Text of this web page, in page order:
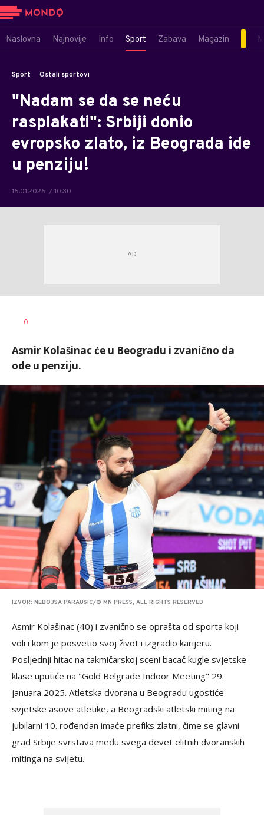
Naslovna Najnovije Info Sport Zabava Magazin
Sport Ostali sportovi
"Nadam se da se neću
rasplakati": Srbiji donio
evropsko zlato, iz Beograda ide
u penziju!
15.01.2025. / 10:30
AUTOR
0
Asmir Kolašinac će u Beogradu i zvanično da
ode u penziju.
IZVOR: NEBOJSA PARAUSIC/© MN PRESS, ALL RIGHTS RESERVED
Asmir Kolašinac (40) i zvanično se oprašta od sporta koji
voli i kom je posvetio svoj život i izgradio karijeru.
Posljednji hitac na takmičarskoj sceni bacač kugle svjetske
klase uputiće na "Gold Belgrade Indoor Meeting" 29.
januara 2025. Atletska dvorana u Beogradu ugostiće
svjetske asove atletike, a Beogradski atletski miting na
jubilarni 10. rođendan imaće prefiks zlatni, čime se glavni
grad Srbije svrstava među svega devet elitnih dvoranskih
mitinga na svijetu.